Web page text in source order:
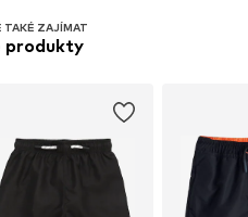
TAKÉ ZAJÍMAT
produkty